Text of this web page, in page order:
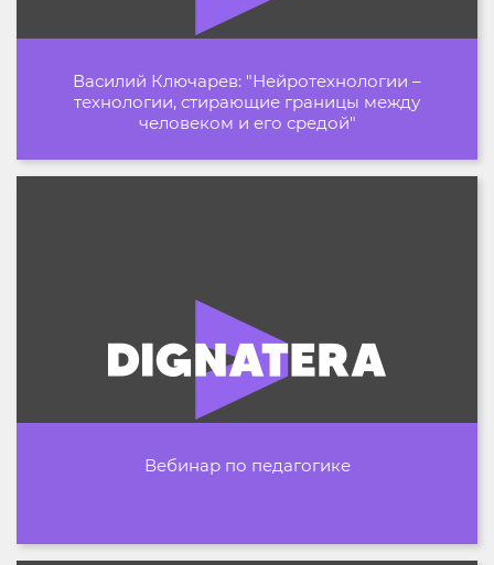
Василий Ключарев: "Нейротехнологии –
технологии, стирающие границы между
человеком и его средой"
Вебинар по педагогике